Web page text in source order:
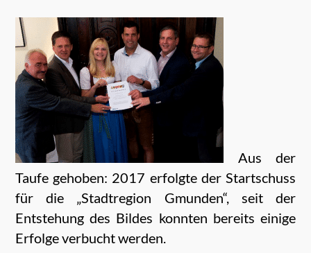
Aus der
Taufe gehoben: 2017 erfolgte der Startschuss
für die „Stadtregion Gmunden“, seit der
Entstehung des Bildes konnten bereits einige
Erfolge verbucht werden.